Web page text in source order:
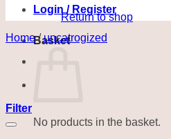
Return to shop
Basket
No products in the basket.
Login / Register
Home / uncatrogized
Filter